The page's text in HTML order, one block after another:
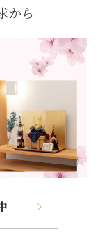
から